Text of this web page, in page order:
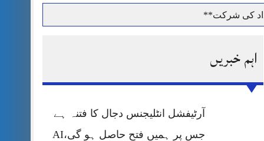
کی شرکت**
پر قربان
پریس کانفرنس
اہم خبریں
آرٹیفشل انٹلیجنس دجال کا فتنہ ہے
جس پر ہمیں فتح حاصل ہو گی،AI